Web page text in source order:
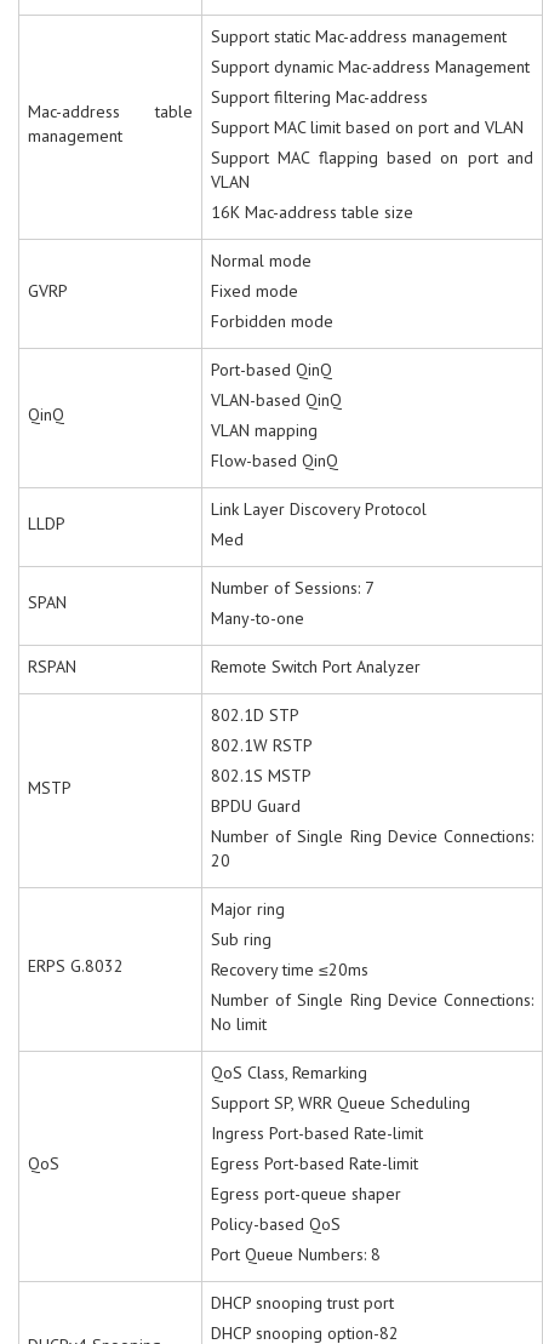
Mac-address table
management
Support static Mac-address management
Support dynamic Mac-address Management
Support filtering Mac-address
Support MAC limit based on port and VLAN
Support MAC flapping based on port and
VLAN
16K Mac-address table size
GVRP
Normal mode
Fixed mode
Forbidden mode
QinQ
Port-based QinQ
VLAN-based QinQ
VLAN mapping
Flow-based QinQ
LLDP
Link Layer Discovery Protocol
Med
SPAN
Number of Sessions: 7
Many-to-one
RSPAN Remote Switch Port Analyzer
MSTP
802.1D STP
802.1W RSTP
802.1S MSTP
BPDU Guard
Number of Single Ring Device Connections:
20
ERPS G.8032
Major ring
Sub ring
Recovery time ≤20ms
Number of Single Ring Device Connections:
No limit
QoS
QoS Class, Remarking
Support SP, WRR Queue Scheduling
Ingress Port-based Rate-limit
Egress Port-based Rate-limit
Egress port-queue shaper
Policy-based QoS
Port Queue Numbers: 8
DHCP snooping trust port
DHCP snooping option-82